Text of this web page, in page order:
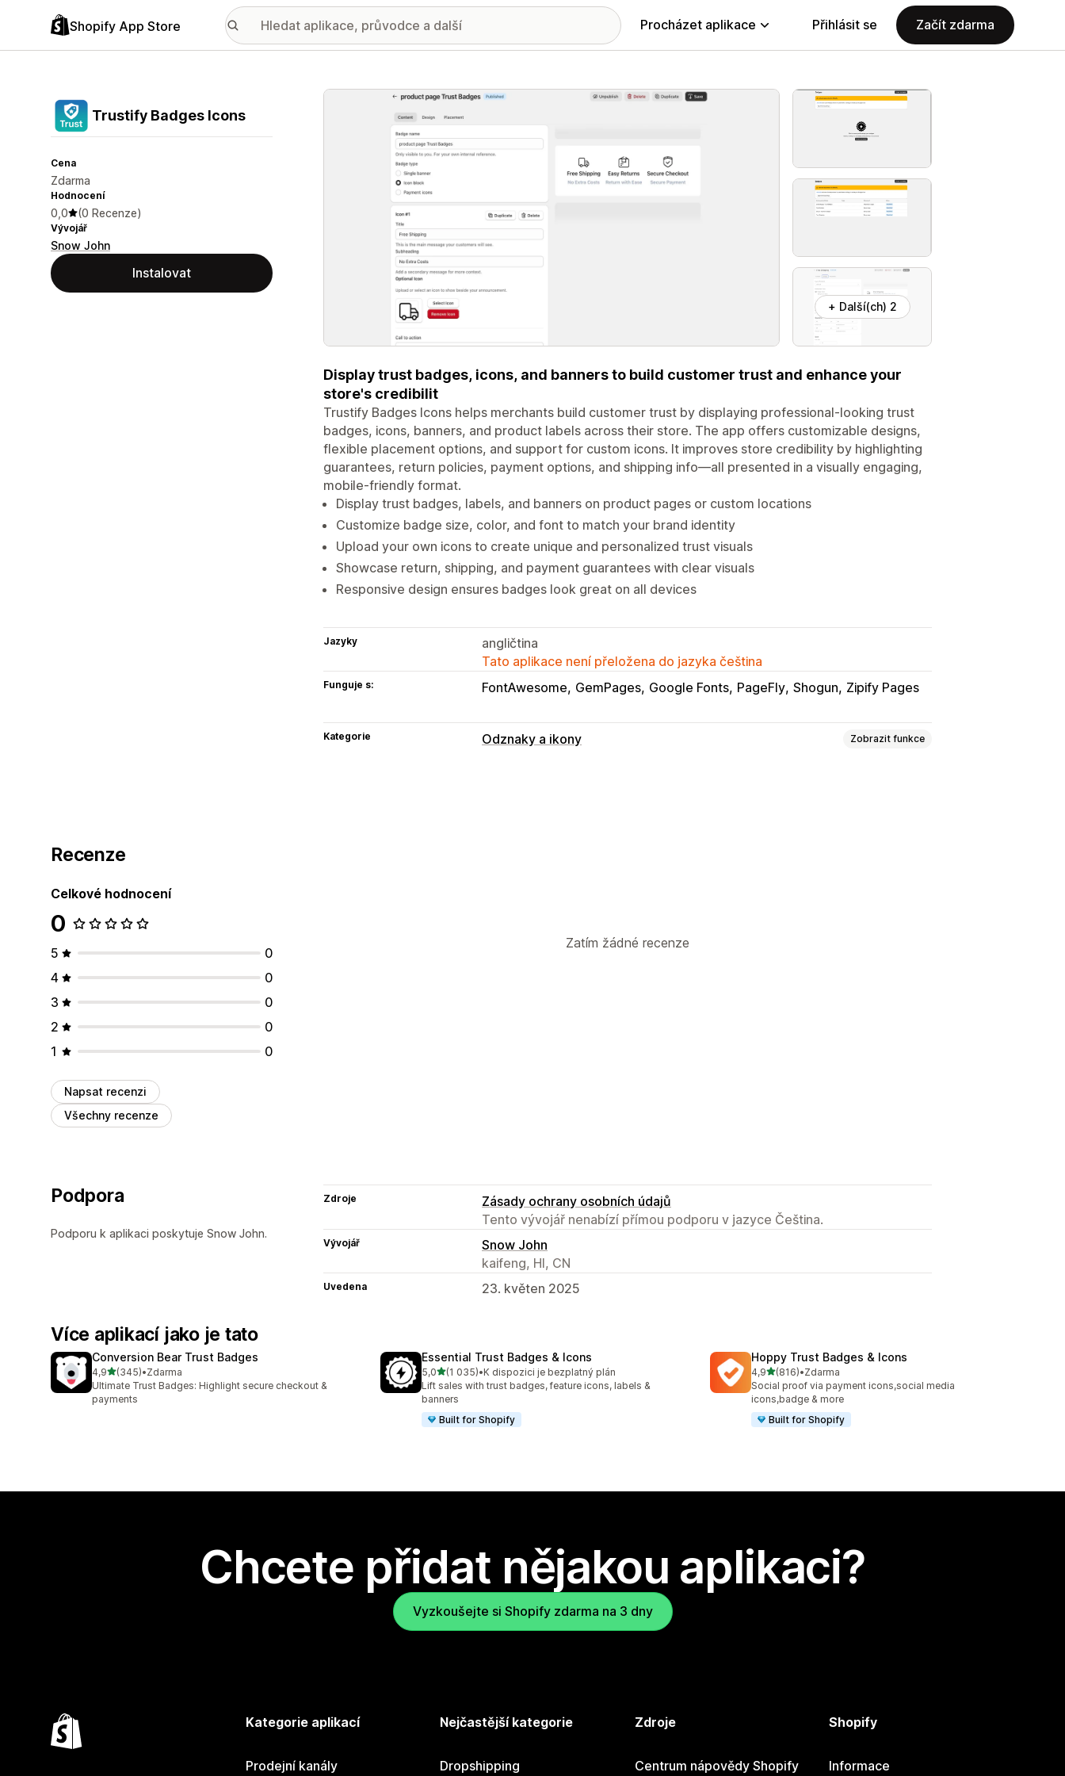
Shopify App Store Procházet aplikace Přihlásit se Začít zdarma
Trustify Badges Icons
Cena
Zdarma
Hodnocení
0,0 (0 Recenze)
Vývojář
Snow John
Instalovat
Galerie propagovaných obrázků
+ Další(ch) 2
Display trust badges, icons, and banners to build customer trust and enhance your
store's credibilit
Trustify Badges Icons helps merchants build customer trust by displaying professional-looking trust
badges, icons, banners, and product labels across their store. The app offers customizable designs,
flexible placement options, and support for custom icons. It improves store credibility by highlighting
guarantees, return policies, payment options, and shipping info—all presented in a visually engaging,
mobile-friendly format.
Display trust badges, labels, and banners on product pages or custom locations
Customize badge size, color, and font to match your brand identity
Upload your own icons to create unique and personalized trust visuals
Showcase return, shipping, and payment guarantees with clear visuals
Responsive design ensures badges look great on all devices
Jazyky
angličtina
Tato aplikace není přeložena do jazyka čeština
Funguje s: FontAwesome GemPages Google Fonts PageFly Shogun Zipify Pages
Kategorie Odznaky a ikony Zobrazit funkce
Stránka košíku Stránky kolekcí Zápatí
Recenze
Celkové hodnocení
0
5
0
4
0
3
0
2
0
1
0
Napsat recenzi
Všechny recenze
Zatím žádné recenze
Podpora
Podporu k aplikaci poskytuje Snow John.
Zdroje
Zásady ochrany osobních údajů
Tento vývojář nenabízí přímou podporu v jazyce Čeština.
Vývojář
Snow John
kaifeng, HI, CN
Uvedena 23. květen 2025
Více aplikací jako je tato
Conversion Bear Trust Badges
4,9z 5 hvězd
(345)
Celkový počet recenzí: 345
•Zdarma
Ultimate Trust Badges: Highlight secure checkout &
payments
Essential Trust Badges & Icons
5,0z 5 hvězd
(1 035)
Celkový počet recenzí: 1035
•K dispozici je bezplatný plán
Lift sales with trust badges, feature icons, labels &
banners
Built for Shopify
Hoppy Trust Badges & Icons
4,9z 5 hvězd
(816)
Celkový počet recenzí: 816
•Zdarma
Social proof via payment icons,social media
icons,badge & more
Built for Shopify
Chcete přidat nějakou aplikaci?
Vyzkoušejte si Shopify zdarma na 3 dny
Kategorie aplikací
Prodejní kanály
Nejčastější kategorie
Dropshipping
Zdroje
Centrum nápovědy Shopify
Shopify
Informace